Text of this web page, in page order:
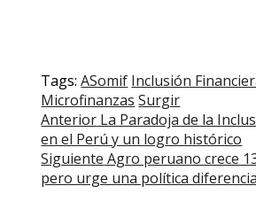
Tags:ASomif Inclusión
Microfinanzas Surgir
Post
navigation
Anterior La Paradoja de la
en el Perú y un logro histórico
Siguiente Agro peruano crece
pero urge una política